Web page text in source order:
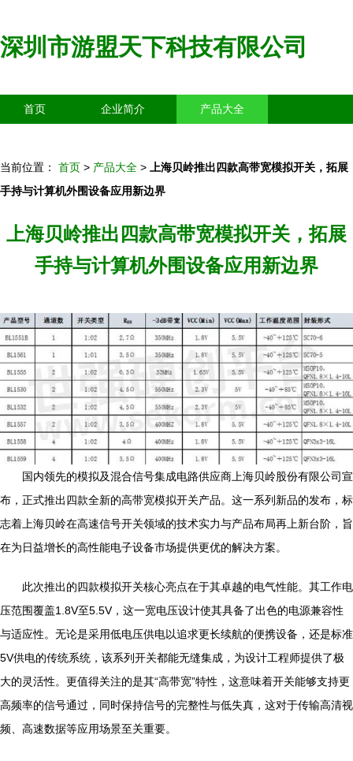
深圳市游盟天下科技有限公司
首页 企业简介 产品大全
当前位置： 首页 > 产品大全 >
上海贝岭推出四款高带宽模拟开关，拓展
手持与计算机外围设备应用新边界
上海贝岭推出四款高带宽模拟开关，拓展
手持与计算机外围设备应用新边界
国内领先的模拟及混合信号集成电路供应商上海贝岭股份有限公司宣
布，正式推出四款全新的高带宽模拟开关产品。这一系列新品的发布，标
志着上海贝岭在高速信号开关领域的技术实力与产品布局再上新台阶，旨
在为日益增长的高性能电子设备市场提供更优的解决方案。
此次推出的四款模拟开关核心亮点在于其卓越的电气性能。其工作电
压范围覆盖1.8V至5.5V，这一宽电压设计使其具备了出色的电源兼容性
与适应性。无论是采用低电压供电以追求更长续航的便携设备，还是标准
5V供电的传统系统，该系列开关都能无缝集成，为设计工程师提供了极
大的灵活性。更值得关注的是其“高带宽”特性，这意味着开关能够支持更
高频率的信号通过，同时保持信号的完整性与低失真，这对于传输高清视
频、高速数据等应用场景至关重要。